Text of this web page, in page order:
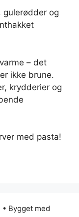
gulerødder og
– det
ikke brune.
krydderier og
med pasta!
• Bygget med